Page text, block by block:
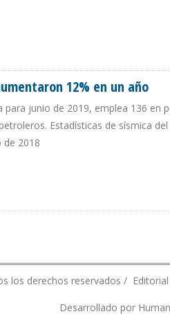
12% en un año
junio de 2019, emplea 136 en
Estadísticas de sísmica
de 2018
los derechos reservados /
Desarrollado por